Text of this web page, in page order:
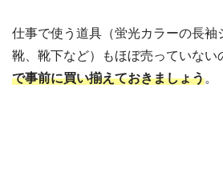
仕事で使う道具（蛍光カラーの長袖
靴、靴下など）もほぼ売っていない
で事前に買い揃えておきましょう。